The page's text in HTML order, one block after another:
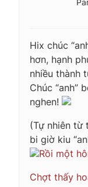
Hix chúc
hơn, hạnh
nhiều thành
Chúc “anh”
nghen!
(Tự nhiên từ
bi giờ kiu
Rồi một
Chợt thấy